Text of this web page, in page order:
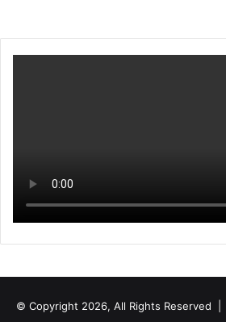
© Copyright 2026, All Rights Reserved |